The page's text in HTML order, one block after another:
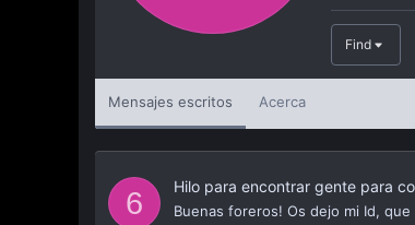
Find
Mensajes escritos Acerca
6 Hilo para encontrar gente para
Buenas foreros! Os dejo mi Id,